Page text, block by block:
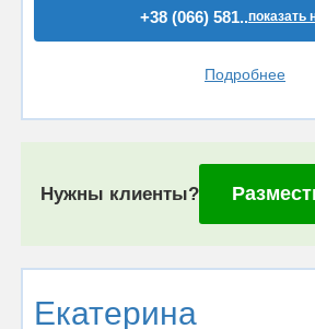
+38 (066) 581..показать
Подробнее
Нужны клиенты?
Екатерина